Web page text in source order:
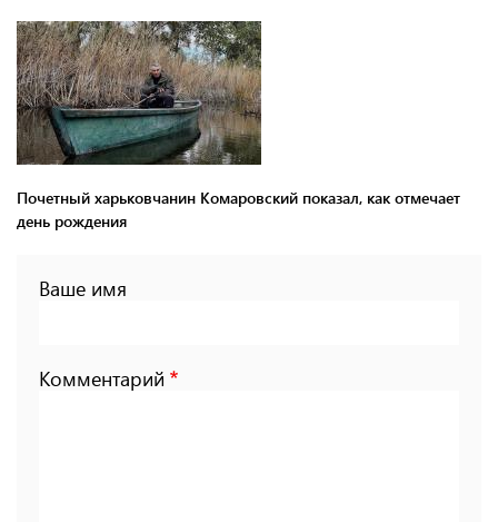
Почетный харьковчанин Комаровский показал, как отмечает
день рождения
Ваше имя
Комментарий